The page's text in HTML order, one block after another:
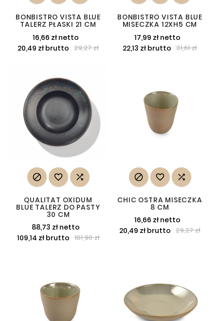
BONBISTRO VISTA BLUE
TALERZ PŁASKI 21 CM
16,66 zł netto
20,49 zł brutto 29,27 zł
BONBISTRO VISTA BLUE
MISECZKA 12XH5 CM
17,99 zł netto
22,13 zł brutto 31,61 zł
  
QUALITAT OXIDUM
BLUE TALERZ DO PASTY
30 CM
88,73 zł netto
109,14 zł brutto 181,90 zł
  
CHIC OSTRA MISECZKA
8 CM
16,66 zł netto
20,49 zł brutto 29,27 zł